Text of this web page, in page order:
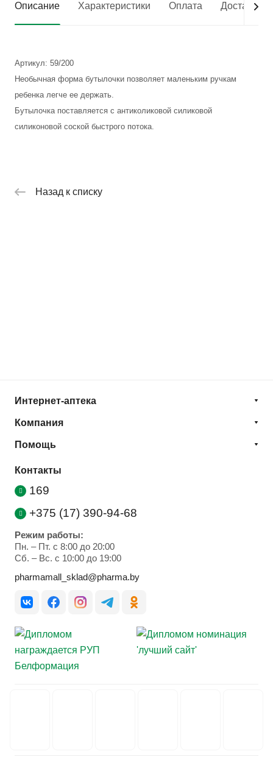
Описание Характеристики Оплата Доставка
Артикул: 59/200
Необычная форма бутылочки позволяет маленьким ручкам
ребенка легче ее держать.
Бутылочка поставляется с антиколиковой силиковой
силиконовой соской быстрого потока.
Назад к списку
Интернет-аптека
Компания
Помощь
Контакты
169
+375 (17) 390-94-68
Режим работы:
Пн. – Пт. с 8:00 до 20:00
Cб. – Вс. с 10:00 до 19:00
pharmamall_sklad@pharma.by